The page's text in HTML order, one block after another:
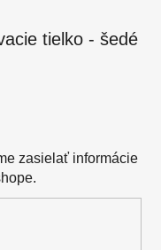
tielko - šedé
zasielať informácie